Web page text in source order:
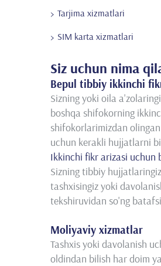
Tarjima xizmatlari
SIM karta xizmatlari
Siz uchun nima
Bepul tibbiy ikkinchi
Sizning yoki oila
boshqa shifokorning
shifokorlarimizdan
uchun kerakli hujjatlarni
Ikkinchi fikr arizasi uchun
Sizning tibbiy
tashxisingiz yoki
tekshiruvidan so'ng
Moliyaviy xizmatlar
Tashxis yoki davolanish
oldindan bilish har doim